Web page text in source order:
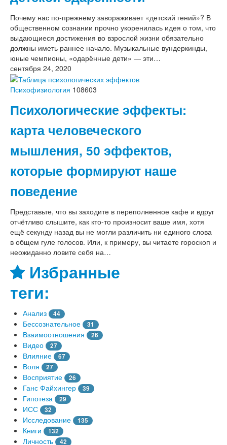
Почему нас по-прежнему завораживает «детский гений»? В
общественном сознании прочно укоренилась идея о том, что
выдающиеся достижения во взрослой жизни обязательно
должны иметь раннее начало. Музыкальные вундеркинды,
юные чемпионы, «одарённые дети» — эти…
сентября 24, 2020
Психофизиология 108603
Психологические эффекты:
карта человеческого
мышления, 50 эффектов,
которые формируют наше
поведение
Представьте, что вы заходите в переполненное кафе и вдруг
отчётливо слышите, как кто-то произносит ваше имя, хотя
ещё секунду назад вы не могли различить ни единого слова
в общем гуле голосов. Или, к примеру, вы читаете гороскоп и
неожиданно ловите себя на…
Избранные
теги:
Анализ 44
Бессознательное 31
Взаимоотношения 26
Видео 27
Влияние 67
Воля 27
Восприятие 26
Ганс Файхингер 39
Гипотеза 29
ИСС 32
Исследование 135
Книги 132
Личность 42